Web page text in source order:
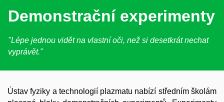
Demonstrační experimenty
"Lépe jednou vidět na vlastní oči, než si desetkrát nechat
vyprávět."
Ústav fyziky a technologií plazmatu nabízí středním školám